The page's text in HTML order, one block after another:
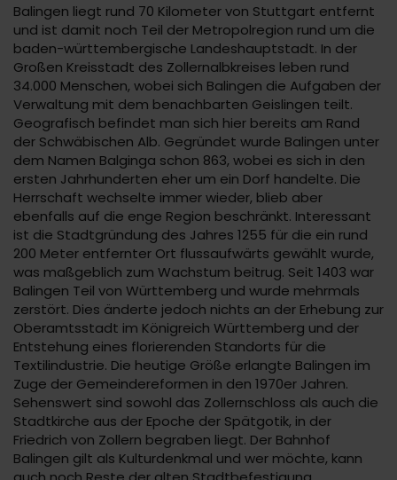
Balingen liegt rund 70 Kilometer von Stuttgart entfernt
und ist damit noch Teil der Metropolregion rund um die
baden-württembergische Landeshauptstadt. In der
Großen Kreisstadt des Zollernalbkreises leben rund
34.000 Menschen, wobei sich Balingen die Aufgaben der
Verwaltung mit dem benachbarten Geislingen teilt.
Geografisch befindet man sich hier bereits am Rand
der Schwäbischen Alb. Gegründet wurde Balingen unter
dem Namen Balginga schon 863, wobei es sich in den
ersten Jahrhunderten eher um ein Dorf handelte. Die
Herrschaft wechselte immer wieder, blieb aber
ebenfalls auf die enge Region beschränkt. Interessant
ist die Stadtgründung des Jahres 1255 für die ein rund
200 Meter entfernter Ort flussaufwärts gewählt wurde,
was maßgeblich zum Wachstum beitrug. Seit 1403 war
Balingen Teil von Württemberg und wurde mehrmals
zerstört. Dies änderte jedoch nichts an der Erhebung zur
Oberamtsstadt im Königreich Württemberg und der
Entstehung eines florierenden Standorts für die
Textilindustrie. Die heutige Größe erlangte Balingen im
Zuge der Gemeindereformen in den 1970er Jahren.
Sehenswert sind sowohl das Zollernschloss als auch die
Stadtkirche aus der Epoche der Spätgotik, in der
Friedrich von Zollern begraben liegt. Der Bahnhof
Balingen gilt als Kulturdenkmal und wer möchte, kann